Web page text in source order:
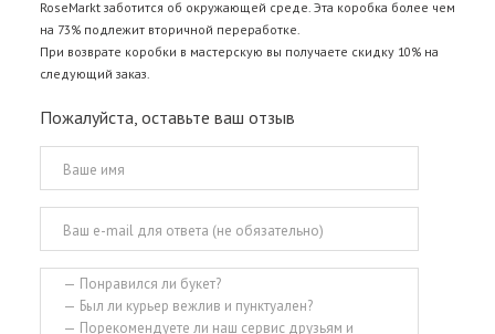
RoseMarkt заботится об окружающей среде. Эта коробка более чем
на 73% подлежит вторичной переработке.
При возврате коробки в мастерскую вы получаете скидку 10% на
следующий заказ.
Пожалуйста, оставьте ваш отзыв